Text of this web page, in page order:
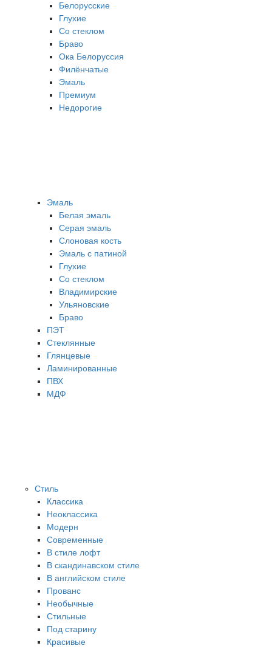
Белорусские
Глухие
Со стеклом
Браво
Ока Белоруссия
Филёнчатые
Эмаль
Премиум
Недорогие
Эмаль
Белая эмаль
Серая эмаль
Слоновая кость
Эмаль с патиной
Глухие
Со стеклом
Владимирские
Ульяновские
Браво
ПЭТ
Стеклянные
Глянцевые
Ламинированные
ПВХ
МДФ
Стиль
Классика
Неоклассика
Модерн
Современные
В стиле лофт
В скандинавском стиле
В английском стиле
Прованс
Необычные
Стильные
Под старину
Красивые